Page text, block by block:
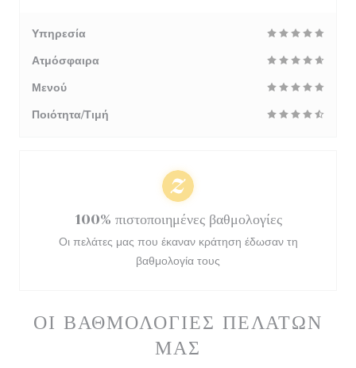
ΟΙ ΒΑΘΜΟΛΟΓΊΕΣ ΠΕΛΑΤΏΝ
ΜΑΣ
Υπηρεσία
Ατμόσφαιρα
Μενού
Ποιότητα/Τιμή
100% πιστοποιημένες βαθμολογίες
Οι πελάτες μας που έκαναν κράτηση έδωσαν τη
βαθμολογία τους